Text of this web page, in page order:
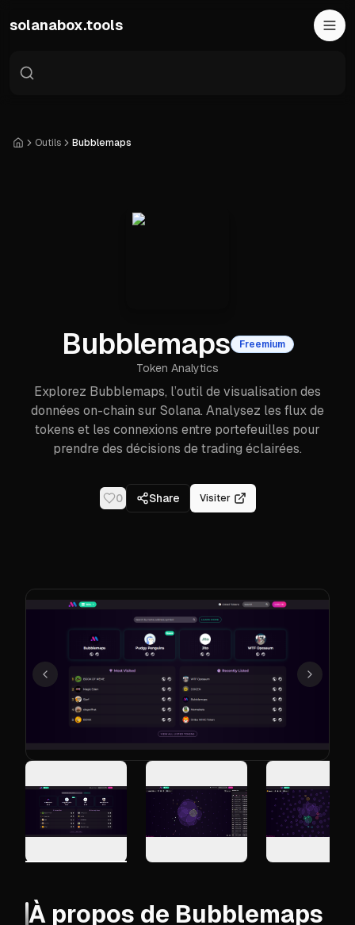
solanabox.tools
AccueilOutils Bubblemaps
Bubblemaps Freemium
Token Analytics
Explorez Bubblemaps, l’outil de visualisation des
données on-chain sur Solana. Analysez les flux de
tokens et les connexions entre portefeuilles pour
prendre des décisions de trading éclairées.
0 Share Visiter
Précédent Suivant
À propos de Bubblemaps